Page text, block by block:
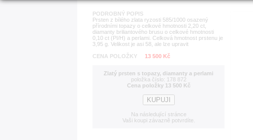
PODROBNÝ POPIS
Prsten z bílého zlata ryzosti 585/1000 osazený
přírodními topazy o celkové hmotnosti 2,20 ct,
diamanty briliantového brusu o celkové hmotnosti
0,10 ct (PI/H) a perlami. Celková hmotnost prstenu je
3,95 g. Velikost je asi 58, ale lze upravit
CENA POLOŽKY
13 500 Kč
Zlatý prsten s topazy, diamanty a perlami
položka číslo: 178 872
Cena položky 13 500 Kč
Na následující stránce
Vaši koupi závazně potvrdíte.